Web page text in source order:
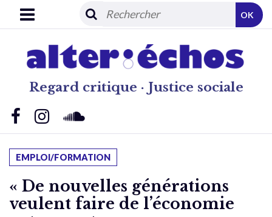
Regard critique · Justice sociale
OK
EMPLOI/FORMATION
« De nouvelles générations
veulent faire de l’économie